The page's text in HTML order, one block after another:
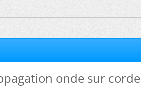
onde sur corde